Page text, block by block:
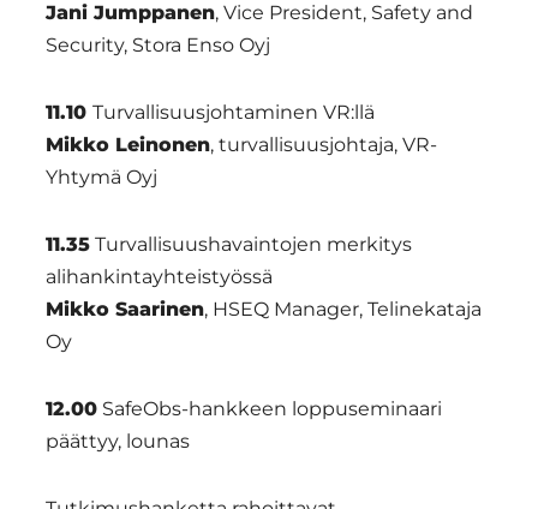
Jani Jumppanen, Vice President, Safety and
Security, Stora Enso Oyj
11.10 Turvallisuusjohtaminen VR:llä
Mikko Leinonen, turvallisuusjohtaja, VR-
Yhtymä Oyj
11.35 Turvallisuushavaintojen merkitys
alihankintayhteistyössä
Mikko Saarinen, HSEQ Manager, Telinekataja
Oy
12.00 SafeObs-hankkeen loppuseminaari
päättyy, lounas